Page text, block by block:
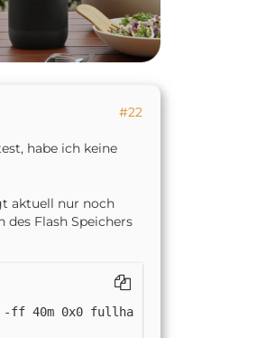
#22
habe ich keine
aktuell nur noch
des Flash Speichers
-ff 40m 0x0 fullha